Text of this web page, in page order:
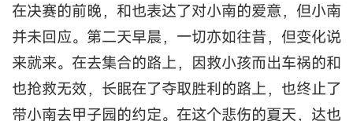
在决赛的前晚，和也表达了对小南的爱意，但小南
并未回应。第二天早晨，一切亦如往昔，但变化说
来就来。在去集合的路上，因救小孩而出车祸的和
也抢救无效，长眠在了夺取胜利的路上，也终止了
带小南去甲子园的约定。在这个悲伤的夏天，达也